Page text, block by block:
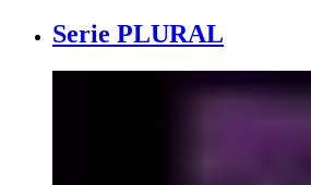
Serie PLURAL